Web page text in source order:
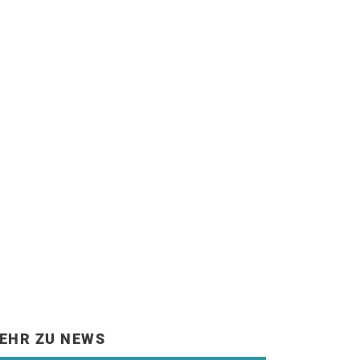
ZU NEWS